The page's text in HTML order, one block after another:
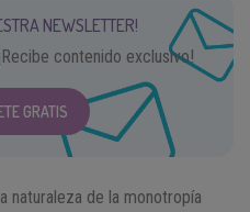
NEWSLETTER!
contenido exclusivo!
GRATIS
naturaleza de la monotropía